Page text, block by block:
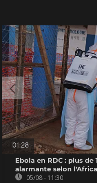
01:28
Ebola en RDC : plus
alarmante selon l'Africa
05/08 - 11:30